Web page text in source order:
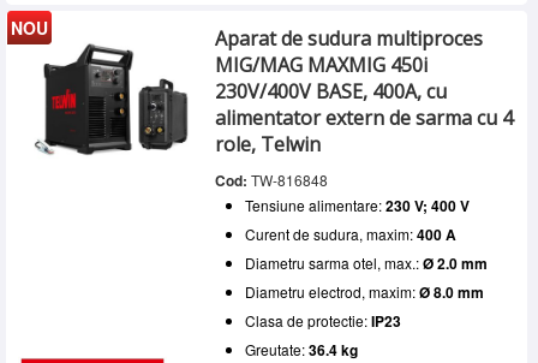
NOU
Aparat de sudura multiproces
MIG/MAG MAXMIG 450i
230V/400V BASE, 400A, cu
alimentator extern de sarma cu 4
role, Telwin
Cod: TW-816848
Tensiune alimentare:230 V; 400 V
Curent de sudura, maxim:400 A
Diametru sarma otel, max.:Ø 2.0 mm
Diametru electrod, maxim:Ø 8.0 mm
Clasa de protectie:IP23
Greutate:36.4 kg